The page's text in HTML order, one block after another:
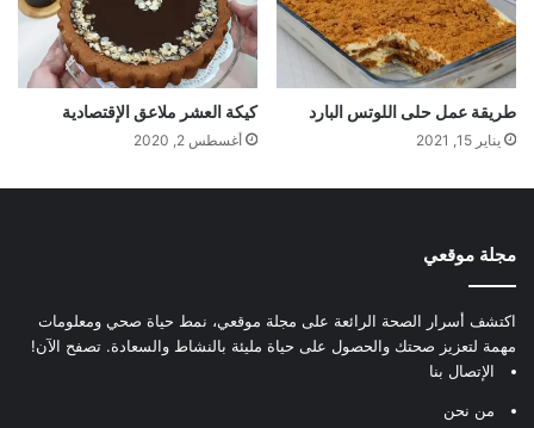
طريقة عمل حلى اللوتس البارد
يناير 15, 2021
كيكة العشر ملاعق الإقتصادية
أغسطس 2, 2020
مجلة موقعي
اكتشف أسرار الصحة الرائعة على مجلة موقعي، نمط حياة صحي ومعلومات
مهمة لتعزيز صحتك والحصول على حياة مليئة بالنشاط والسعادة. تصفح الآن!
الإتصال بنا
من نحن